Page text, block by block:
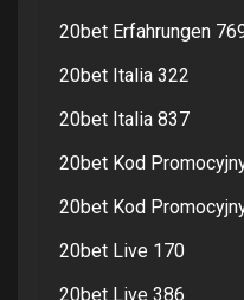
20bet Erfahrungen
20bet Italia 322
20bet Italia 837
20bet Kod
20bet Kod
20bet Live 170
20bet Live 386